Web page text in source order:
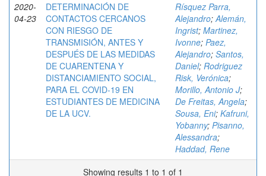
2020-
04-23
DETERMINACIÓN DE
CONTACTOS CERCANOS
CON RIESGO DE
TRANSMISIÓN, ANTES Y
DESPUÉS DE LAS MEDIDAS
DE CUARENTENA Y
DISTANCIAMIENTO SOCIAL,
PARA EL COVID-19 EN
ESTUDIANTES DE MEDICINA
DE LA UCV.
Rísquez Parra,
Alejandro;Alemán,
Ingrist; Martinez,
Ivonne; Paez,
Alejandro; Santos,
Daniel; Rodriguez
Risk, Verónica;
Morillo, Antonio J;
De Freitas, Angela;
Sousa, Eni; Kafruni,
Yobanny; Pisanno,
Alessandra;
Haddad, Rene
Showing results 1 to 1 of 1